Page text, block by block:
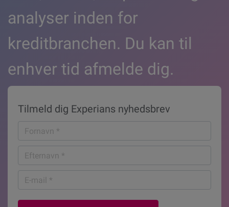
analyser inden for
kreditbranchen. Du kan til
enhver tid afmelde dig.
Tilmeld dig Experians nyhedsbrev
Fornavn
*
Efternavn
*
mail
*